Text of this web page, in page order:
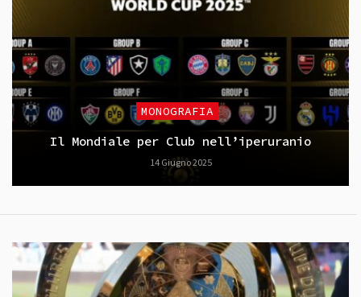
MONOGRAFIA
Il Mondiale per Club nell’iperuranio
14 Giugno 2025